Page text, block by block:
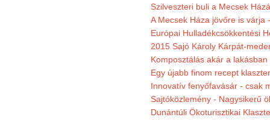
Szilveszteri buli a Mecsek
A Mecsek Háza jövőre is várja
Európai Hulladékcsökkentési
2015 Sajó Károly Kárpát-
Komposztálás akár a lakásban
Egy újabb finom recept
Innovatív fenyőfavásár - csak
Sajtóközlemény - Nagysikerű
Dunántúli Ökoturisztikai